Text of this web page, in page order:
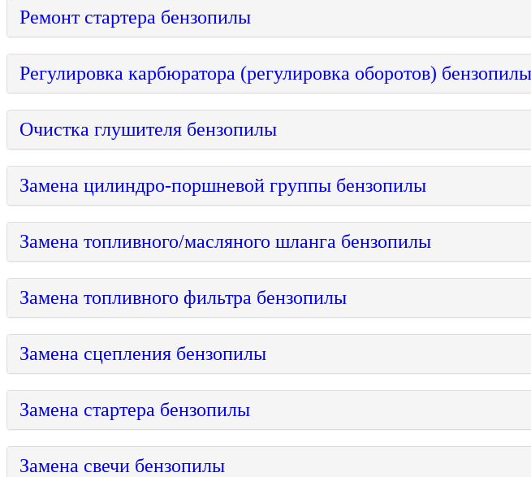
Ремонт стартера
Регулировка карбюратора (регулировка
Очистка глушителя бензопилы
Замена цилиндро-поршневой группы бензопилы
Замена топливного/масляного шланга бензопилы
Замена топливного фильтра бензопилы
Замена сцепления бензопилы
Замена стартера бензопилы
Замена свечи бензопилы